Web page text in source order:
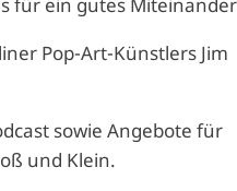
Pop-Art-Künstlers Jim
sowie Angebote für
und Klein.